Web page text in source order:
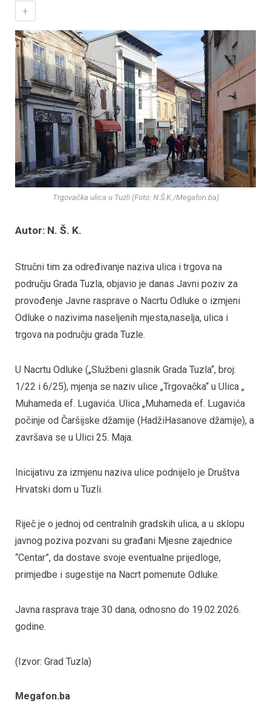
+
Trgovačka ulica u Tuzli (Foto: N.Š.K./Megafon.ba)
Autor: N. Š. K.
Stručni tim za određivanje naziva ulica i trgova na
području Grada Tuzla, objavio je danas Javni poziv za
provođenje Javne rasprave o Nacrtu Odluke o izmjeni
Odluke o nazivima naseljenih mjesta,naselja, ulica i
trgova na području grada Tuzle.
U Nacrtu Odluke („Službeni glasnik Grada Tuzla“, broj:
1/22 i 6/25), mjenja se naziv ulice „Trgovačka“ u Ulica „
Muhameda ef. Lugavića. Ulica „Muhameda ef. Lugavića
počinje od Čaršijske džamije (HadžiHasanove džamije), a
završava se u Ulici 25. Maja.
Inicijativu za izmjenu naziva ulice podnijelo je Društva
Hrvatski dom u Tuzli.
Riječ je o jednoj od centralnih gradskih ulica, a u sklopu
javnog poziva pozvani su građani Mjesne zajednice
“Centar”, da dostave svoje eventualne prijedloge,
primjedbe i sugestije na Nacrt pomenute Odluke.
Javna rasprava traje 30 dana, odnosno do 19.02.2026.
godine.
(Izvor: Grad Tuzla)
Megafon.ba